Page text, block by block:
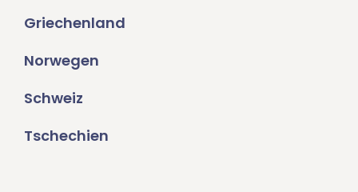
Griechenland
Norwegen
Schweiz
Tschechien